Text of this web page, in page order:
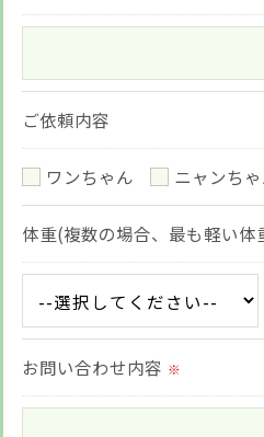
必要な情報を頂けない場合
のサービスをご提供できな
＜個人情報の開示･訂正・削
いて＞
当社では、お客様の個人情
用停止の手続を定めさせて
ご本人である事を確認のう
す。
ご依頼内容
ワンちゃん ニャンち
体重(複数の場合、最も軽い体
お問い合わせ内容 ※